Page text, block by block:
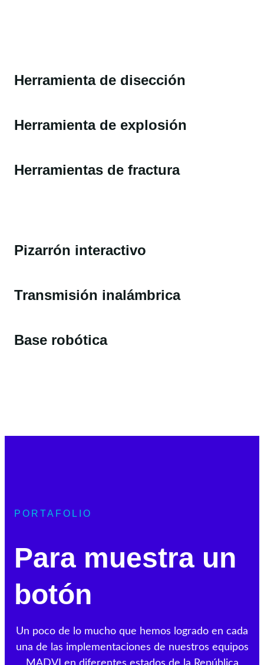
Herramienta de disección
Herramienta de explosión
Herramientas de fractura
Pizarrón interactivo
Transmisión inalámbrica
Base robótica
PORTAFOLIO
Para muestra un
botón
Un poco de lo mucho que hemos logrado en cada
una de las implementaciones de nuestros equipos